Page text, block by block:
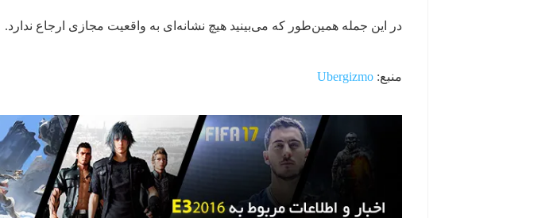
در این جمله همین‌طور که می‌بینید هیچ نشانه‌ای به واقعیت مجازی ارجاع ندارد.
منبع: Ubergizmo